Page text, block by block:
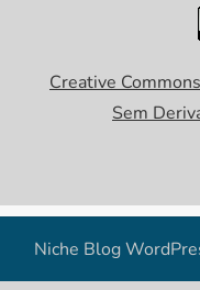
Creative
Sem
Niche Blog